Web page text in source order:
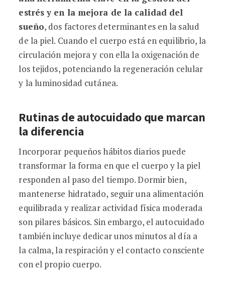
estrés y en la mejora de la calidad del
sueño, dos factores determinantes en la salud
de la piel. Cuando el cuerpo está en equilibrio, la
circulación mejora y con ella la oxigenación de
los tejidos, potenciando la regeneración celular
y la luminosidad cutánea.
Rutinas de autocuidado que marcan
la diferencia
Incorporar pequeños hábitos diarios puede
transformar la forma en que el cuerpo y la piel
responden al paso del tiempo. Dormir bien,
mantenerse hidratado, seguir una alimentación
equilibrada y realizar actividad física moderada
son pilares básicos. Sin embargo, el autocuidado
también incluye dedicar unos minutos al día a
la calma, la respiración y el contacto consciente
con el propio cuerpo.